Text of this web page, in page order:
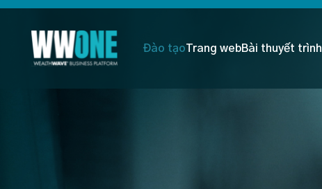
Đào tạoTrang webBài thuyết trình